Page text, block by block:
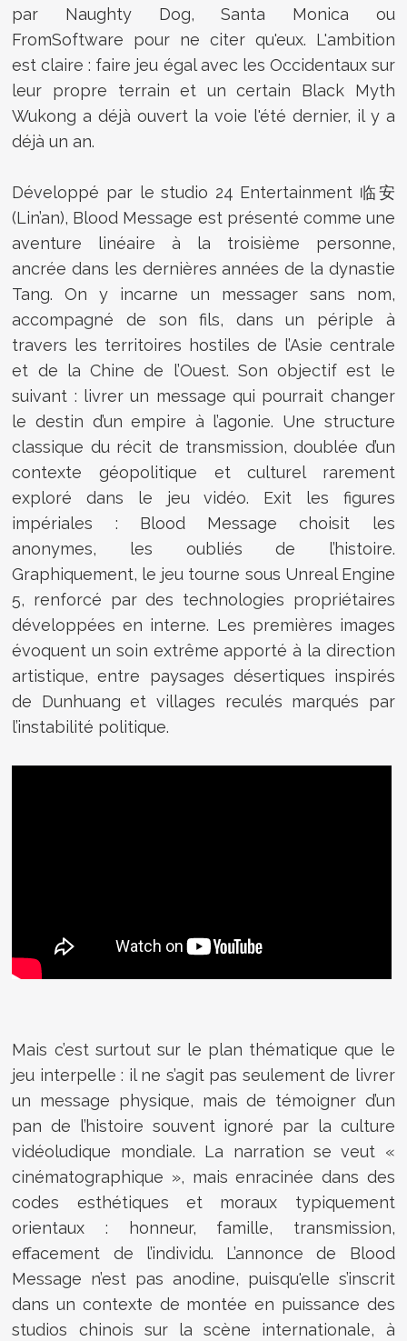
par Naughty Dog, Santa Monica ou
FromSoftware pour ne citer qu'eux. L'ambition
est claire : faire jeu égal avec les Occidentaux sur
leur propre terrain et un certain Black Myth
Wukong a déjà ouvert la voie l'été dernier, il y a
déjà un an.
Développé par le studio 24 Entertainment 临安
(Lin’an), Blood Message est présenté comme une
aventure linéaire à la troisième personne,
ancrée dans les dernières années de la dynastie
Tang. On y incarne un messager sans nom,
accompagné de son fils, dans un périple à
travers les territoires hostiles de l’Asie centrale
et de la Chine de l’Ouest. Son objectif est le
suivant : livrer un message qui pourrait changer
le destin d’un empire à l’agonie. Une structure
classique du récit de transmission, doublée d’un
contexte géopolitique et culturel rarement
exploré dans le jeu vidéo. Exit les figures
impériales : Blood Message choisit les
anonymes, les oubliés de l’histoire.
Graphiquement, le jeu tourne sous Unreal Engine
5, renforcé par des technologies propriétaires
développées en interne. Les premières images
évoquent un soin extrême apporté à la direction
artistique, entre paysages désertiques inspirés
de Dunhuang et villages reculés marqués par
l’instabilité politique.
Mais c’est surtout sur le plan thématique que le
jeu interpelle : il ne s’agit pas seulement de livrer
un message physique, mais de témoigner d’un
pan de l’histoire souvent ignoré par la culture
vidéoludique mondiale. La narration se veut «
cinématographique », mais enracinée dans des
codes esthétiques et moraux typiquement
orientaux : honneur, famille, transmission,
effacement de l’individu. L’annonce de Blood
Message n’est pas anodine, puisqu'elle s’inscrit
dans un contexte de montée en puissance des
studios chinois sur la scène internationale, à